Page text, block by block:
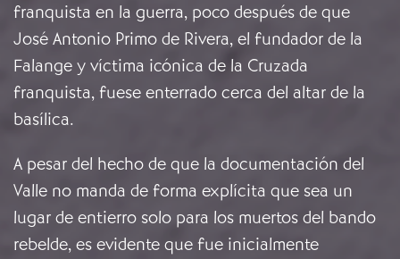
franquista en la guerra, poco después de que
José Antonio Primo de Rivera, el fundador de la
Falange y víctima icónica de la Cruzada
franquista, fuese enterrado cerca del altar de la
basílica.
A pesar del hecho de que la documentación del
Valle no manda de forma explícita que sea un
lugar de entierro solo para los muertos del bando
rebelde, es evidente que fue inicialmente